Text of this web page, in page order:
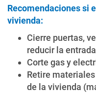
Recomendaciones si
vivienda:
Cierre puertas,
reducir la
Corte gas y
Retire
de la vivienda